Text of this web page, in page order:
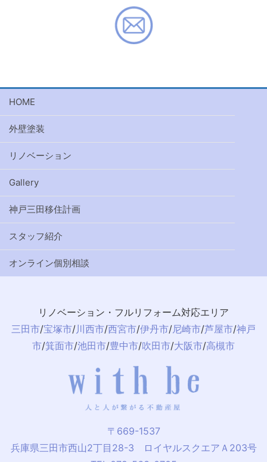
HOME
外壁塗装
リノベーション
Gallery
神戸三田移住計画
スタッフ紹介
オンライン個別相談
リノベーション・フルリフォーム対応エリア
三田市/宝塚市/川西市/西宮市/伊丹市/尼崎市/芦屋市/神戸
市/箕面市/池田市/豊中市/吹田市/大阪市/高槻市
〒669-1537
兵庫県三田市西山2丁目28-3 ロイヤルスクエアＡ203号